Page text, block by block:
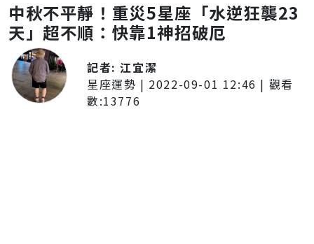
中秋不平靜！重災5星座「水逆狂襲23
天」超不順：快靠1神招破厄
記者:江宜潔
星座運勢 | 2022-09-01 12:46 | 觀看
數:13776